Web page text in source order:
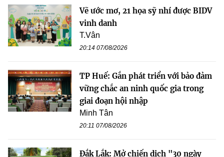
Vẽ ước mơ, 21 họa sỹ nhí được BIDV
vinh danh
T.Vân
20:14 07/08/2026
TP Huế: Gắn phát triển với bảo đảm
vững chắc an ninh quốc gia trong
giai đoạn hội nhập
Minh Tân
20:11 07/08/2026
Đắk Lắk: Mở chiến dịch "30 ngày